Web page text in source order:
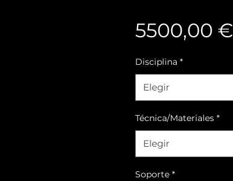
5500,00 €
Disciplina *
Elegir
Técnica/Materiales *
Elegir
Soporte *